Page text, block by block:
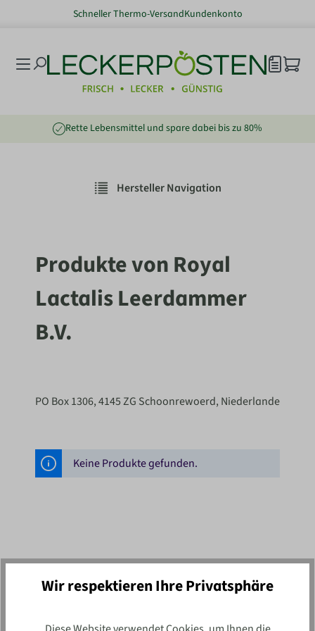
springenSchneller Thermo-VersandKundenkonto
Rette Lebensmittel und spare dabei bis zu 80%
Hersteller Navigation
Produkte von Royal
Lactalis Leerdammer
B.V.
PO Box 1306, 4145 ZG Schoonrewoerd, Niederlande
Keine Produkte gefunden.
Newsletter
Wir respektieren Ihre Privatsphäre